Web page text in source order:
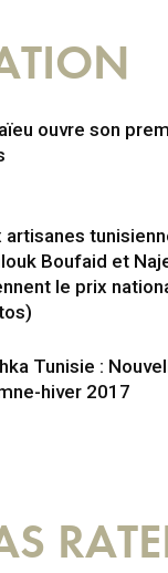
ouvre son
artisanes
Boufaid et
le prix
Tunisie :
hiver 2017